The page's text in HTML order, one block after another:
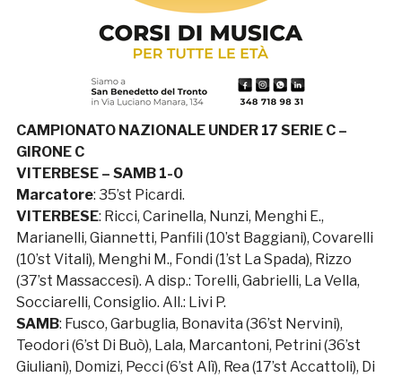
CAMPIONATO NAZIONALE UNDER 17 SERIE C –
GIRONE C
VITERBESE – SAMB 1-0
Marcatore: 35’st Picardi.
VITERBESE: Ricci, Carinella, Nunzi, Menghi E.,
Marianelli, Giannetti, Panfili (10’st Baggiani), Covarelli
(10’st Vitali), Menghi M., Fondi (1’st La Spada), Rizzo
(37’st Massaccesi). A disp.: Torelli, Gabrielli, La Vella,
Socciarelli, Consiglio. All.: Livi P.
SAMB: Fusco, Garbuglia, Bonavita (36’st Nervini),
Teodori (6’st Di Buò), Lala, Marcantoni, Petrini (36’st
Giuliani), Domizi, Pecci (6’st Alì), Rea (17’st Accattoli), Di